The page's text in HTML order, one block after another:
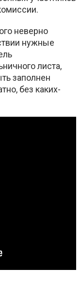
неверно
нужные
листа,
заполнен
без каких-